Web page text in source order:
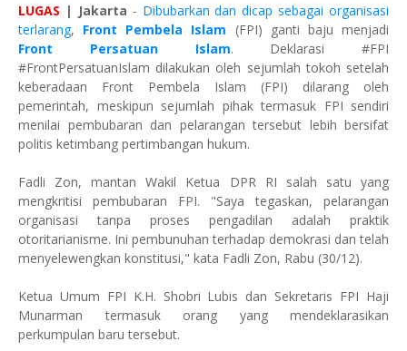
LUGAS | Jakarta - Dibubarkan dan dicap sebagai organisasi
terlarang, Front Pembela Islam (FPI) ganti baju menjadi
Front Persatuan Islam. Deklarasi #FPI
#FrontPersatuanIslam dilakukan oleh sejumlah tokoh setelah
keberadaan Front Pembela Islam (FPI) dilarang oleh
pemerintah, meskipun sejumlah pihak termasuk FPI sendiri
menilai pembubaran dan pelarangan tersebut lebih bersifat
politis ketimbang pertimbangan hukum.
Fadli Zon, mantan Wakil Ketua DPR RI salah satu yang
mengkritisi pembubaran FPI. "Saya tegaskan, pelarangan
organisasi tanpa proses pengadilan adalah praktik
otoritarianisme. Ini pembunuhan terhadap demokrasi dan telah
menyelewengkan konstitusi," kata Fadli Zon, Rabu (30/12).
Ketua Umum FPI K.H. Shobri Lubis dan Sekretaris FPI Haji
Munarman termasuk orang yang mendeklarasikan
perkumpulan baru tersebut.